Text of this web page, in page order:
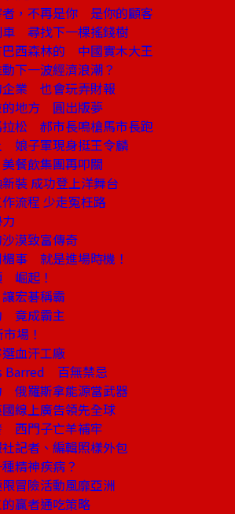
者，不再是你 是你的顧客
車 尋找下一棵搖錢樹
巴西森林的 中國實木大王
下一波經濟浪潮？
企業 也會玩弄財報
的地方 圓出版夢
拉松 郝市長鳴槍馬市長跑
娘子軍現身挺王令麟
餐飲集團再叩關
新裝 成功登上洋舞台
流程 少走冤枉路
漠致富傳奇
事 就是進場時機！
崛起！
宏碁稱霸
竟成霸主
場！
血汗工廠
Barred 百無禁忌
俄羅斯拿能源當武器
線上廣告領先全球
西門子亡羊補牢
記者、編輯照樣外包
精神疾病？
冒險活動風靡亞洲
贏者通吃策略